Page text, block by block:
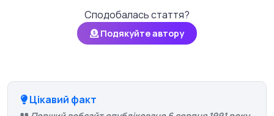
Сподобалась стаття?
Подякуйте автору
Цікавий факт